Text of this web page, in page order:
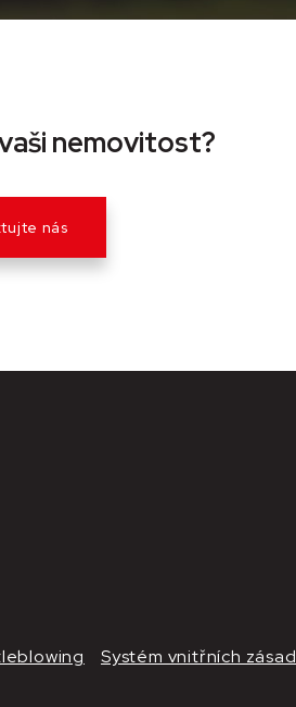
nemovitost?
nás
Systém vnitřních zásad